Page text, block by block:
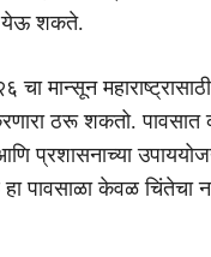
येऊ शकते.
मान्सून
ठरू शकतो.
प्रशासनाच्या
पावसाळा केवळ